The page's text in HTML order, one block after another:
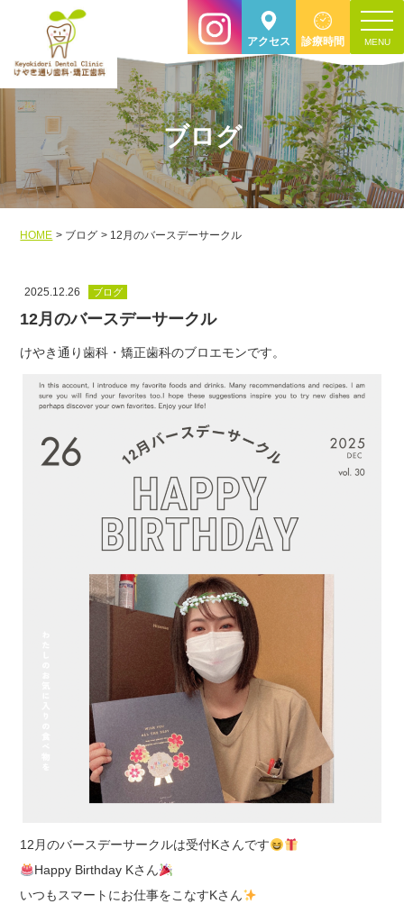
アクセス 診療時間
toggle
ブログ
HOME ブログ 12月のバースデーサークル
2025.12.26 ブログ
12月のバースデーサークル
けやき通り歯科・矯正歯科のブロエモンです。
12月のバースデーサークルは受付Kさんです
Happy Birthday Kさん
いつもスマートにお仕事をこなすKさん